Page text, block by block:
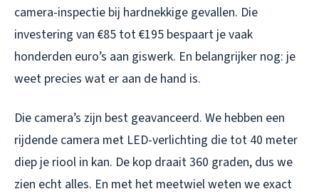
camera-inspectie bij hardnekkige gevallen. Die
investering van €85 tot €195 bespaart je vaak
honderden euro’s aan giswerk. En belangrijker nog: je
weet precies wat er aan de hand is.
Die camera’s zijn best geavanceerd. We hebben een
rijdende camera met LED-verlichting die tot 40 meter
diep je riool in kan. De kop draait 360 graden, dus we
zien echt alles. En met het meetwiel weten we exact